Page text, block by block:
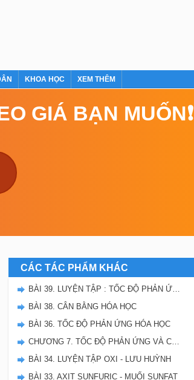
KHOA HỌC XEM THÊM
GIÁ BẠN MUỐN❗
CÁC TÁC PHẨM KHÁC
BÀI 39. LUYỆN TẬP : TỐC ĐỘ PHẢN ỨNG VÀ CÂN BẰNG HÓA HỌC
BÀI 38. CÂN BẰNG HÓA HỌC
BÀI 36. TỐC ĐỘ PHẢN ỨNG HÓA HỌC
CHƯƠNG 7. TỐC ĐỘ PHẢN ỨNG VÀ CÂN BẰNG HÓA HỌC - SBT HÓA 10
BÀI 34. LUYỆN TẬP OXI - LƯU HUỲNH
BÀI 33. AXIT SUNFURIC - MUỐI SUNFAT